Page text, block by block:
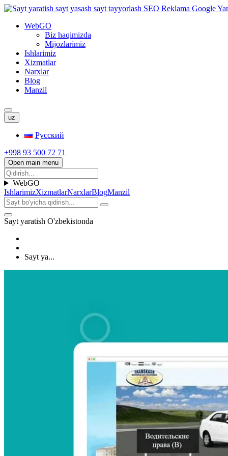
WebGO
Biz haqimizda
Mijozlarimiz
Ishlarimiz
Xizmatlar
Narxlar
Blog
Manzil
uz
Русский
+998 93 500 72 71
Open main menu
WebGO
IshlarimizXizmatlarNarxlarBlogManzil
Sayt yaratish O'zbekistonda
Sayt ya...